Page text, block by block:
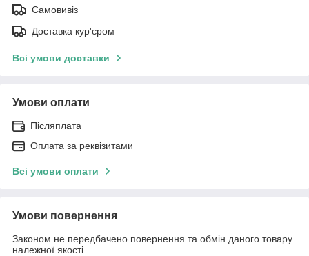
Самовивіз
Доставка кур'єром
Всі умови доставки
Умови оплати
Післяплата
Оплата за реквізитами
Всі умови оплати
Умови повернення
Законом не передбачено повернення та обмін даного товару
належної якості